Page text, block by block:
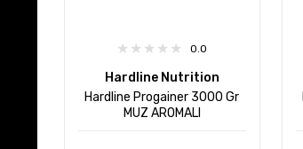
0.0
Hardline Nutrition
Hardline Progainer 3000 Gr
MUZ AROMALI